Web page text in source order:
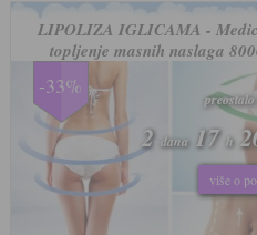
LIPOLIZA IGLICAMA -
topljenje masnih naslaga
-33%
2 dana 17 h
više o
2 dana 17 h
više o